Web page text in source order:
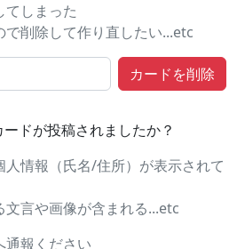
てしまった
で削除して作り直したい...etc
ードが投稿されましたか？
人情報（氏名/住所）が表示されて
文言や画像が含まれる...etc
通報ください